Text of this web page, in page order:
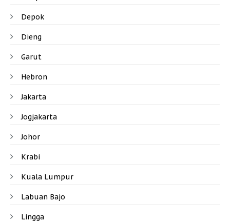
Depok
Dieng
Garut
Hebron
Jakarta
Jogjakarta
Johor
Krabi
Kuala Lumpur
Labuan Bajo
Lingga